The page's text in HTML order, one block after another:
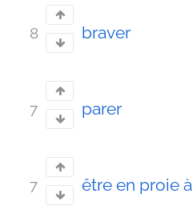
8 braver
7 parer
7 être en proie à